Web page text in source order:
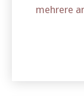
mehrere